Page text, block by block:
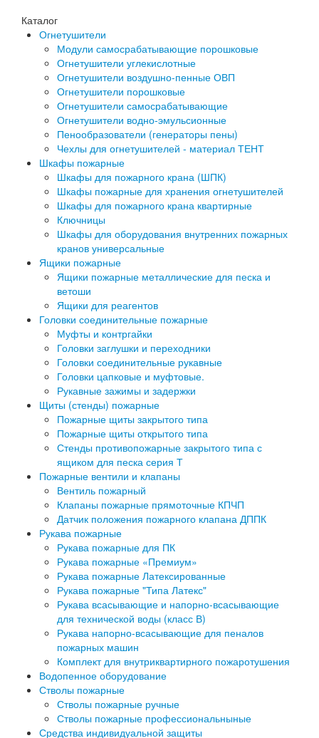
Каталог
Огнетушители
Модули самосрабатывающие порошковые
Огнетушители углекислотные
Огнетушители воздушно-пенные ОВП
Огнетушители порошковые
Огнетушители самосрабатывающие
Огнетушители водно-эмульсионные
Пенообразователи (генераторы пены)
Чехлы для огнетушителей - материал ТЕНТ
Шкафы пожарные
Шкафы для пожарного крана (ШПК)
Шкафы пожарные для хранения огнетушителей
Шкафы для пожарного крана квартирные
Ключницы
Шкафы для оборудования внутренних пожарных
кранов универсальные
Ящики пожарные
Ящики пожарные металлические для песка и
ветоши
Ящики для реагентов
Головки соединительные пожарные
Муфты и контргайки
Головки заглушки и переходники
Головки соединительные рукавные
Головки цапковые и муфтовые.
Рукавные зажимы и задержки
Щиты (стенды) пожарные
Пожарные щиты закрытого типа
Пожарные щиты открытого типа
Стенды противопожарные закрытого типа с
ящиком для песка серия Т
Пожарные вентили и клапаны
Вентиль пожарный
Клапаны пожарные прямоточные КПЧП
Датчик положения пожарного клапана ДППК
Рукава пожарные
Рукава пожарные для ПК
Рукава пожарные «Премиум»
Рукава пожарные Латексированные
Рукава пожарные "Типа Латекс"
Рукава всасывающие и напорно-всасывающие
для технической воды (класс В)
Рукава напорно-всасывающие для пеналов
пожарных машин
Комплект для внутриквартирного пожаротушения
Водопенное оборудование
Стволы пожарные
Стволы пожарные ручные
Стволы пожарные профессиональныные
Средства индивидуальной защиты